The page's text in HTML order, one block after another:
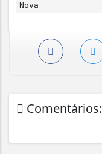
Nova
Comentários: